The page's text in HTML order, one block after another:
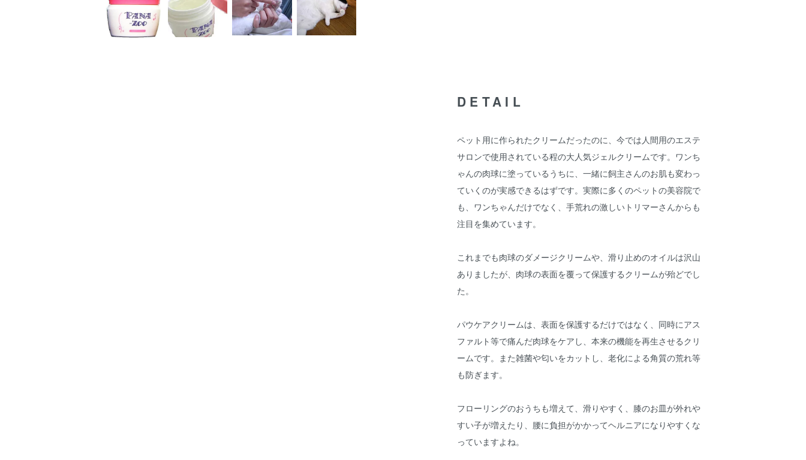
DETAIL
ペット用に作られたクリームだったのに、今では人間用のエステ
サロンで使用されている程の大人気ジェルクリームです。ワンち
ゃんの肉球に塗っているうちに、一緒に飼主さんのお肌も変わっ
ていくのが実感できるはずです。実際に多くのペットの美容院で
も、ワンちゃんだけでなく、手荒れの激しいトリマーさんからも
注目を集めています。
これまでも肉球のダメージクリームや、滑り止めのオイルは沢山
ありましたが、肉球の表面を覆って保護するクリームが殆どでし
た。
パウケアクリームは、表面を保護するだけではなく、同時にアス
ファルト等で痛んだ肉球をケアし、本来の機能を再生させるクリ
ームです。また雑菌や匂いをカットし、老化による角質の荒れ等
も防ぎます。
フローリングのおうちも増えて、滑りやすく、膝のお皿が外れや
すい子が増えたり、腰に負担がかかってヘルニアになりやすくな
っていますよね。